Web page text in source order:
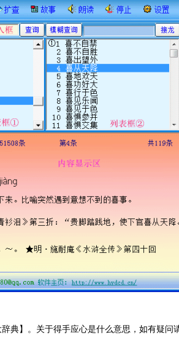
典】。关于得手应心是什么意思，如有疑问